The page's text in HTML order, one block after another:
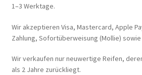
1–3 Werktage.
Wir akzeptieren Visa, Mastercard, Apple
Zahlung, Sofortüberweisung (Mollie) sowie
Wir verkaufen nur neuwertige Reifen,
als 2 Jahre zurückliegt.